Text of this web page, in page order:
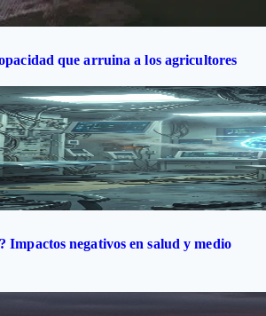
que arruina a los agricultores
Impactos negativos en salud y medio